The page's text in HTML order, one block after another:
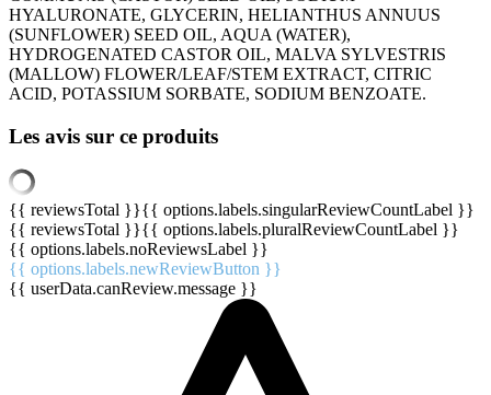
HYALURONATE, GLYCERIN, HELIANTHUS ANNUUS
(SUNFLOWER) SEED OIL, AQUA (WATER),
HYDROGENATED CASTOR OIL, MALVA SYLVESTRIS
(MALLOW) FLOWER/LEAF/STEM EXTRACT, CITRIC
ACID, POTASSIUM SORBATE, SODIUM BENZOATE.
Les avis sur ce produits
{{ reviewsTotal }}{{ options.labels.singularReviewCountLabel }}
{{ reviewsTotal }}{{ options.labels.pluralReviewCountLabel }}
{{ options.labels.noReviewsLabel }}
{{ options.labels.newReviewButton }}
{{ userData.canReview.message }}